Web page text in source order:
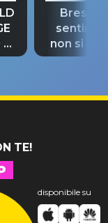
si
Bresh:
non si
fino alla
TE!
disponibile su